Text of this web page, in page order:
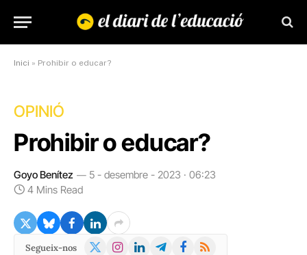
Inici » Prohibir o educar?
OPINIÓ
Prohibir o educar?
Goyo Benítez
5 - desembre - 2023 · 06:23
4 Mins Read
Segueix-nos
X
Instagram
LinkedInTelegramFacebook
RSS